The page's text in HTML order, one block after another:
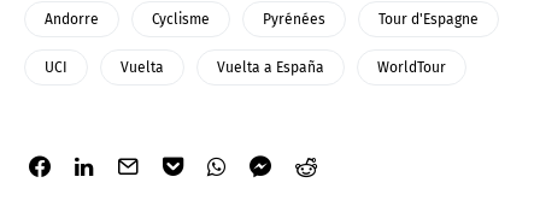
Andorre Cyclisme Pyrénées Tour d'Espagne
UCI Vuelta Vuelta a España WorldTour